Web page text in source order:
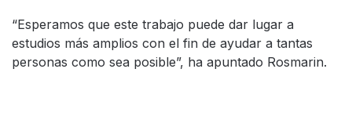
“Esperamos que este trabajo puede dar lugar a
estudios más amplios con el fin de ayudar a tantas
personas como sea posible”, ha apuntado Rosmarin.